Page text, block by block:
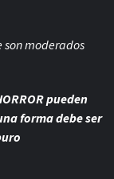
son moderados
pueden
forma debe ser